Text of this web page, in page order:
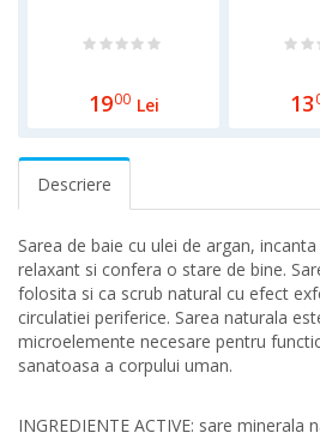
1900 Lei 13
Descriere
Sarea de baie cu ulei de argan,
relaxant si confera o stare de bine.
folosita si ca scrub natural cu efect
circulatiei periferice. Sarea naturala
microelemente necesare pentru
sanatoasa a corpului uman.
INGREDIENTE ACTIVE: sare minerala